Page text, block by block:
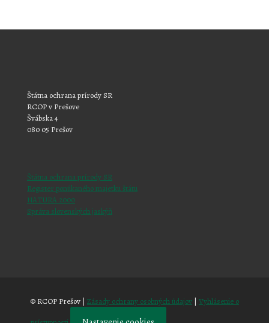
Štátna ochrana prírody SR
RCOP v Prešove
Švábska 4
080 05 Prešov
Štátna ochrana prírody SR
Register ponúkaného majetku štátu
NATURA 2000
Správa slovenských jaskýň
© RCOP Prešov | Zásady ochrany osobných údajov | Vyhlásenie o